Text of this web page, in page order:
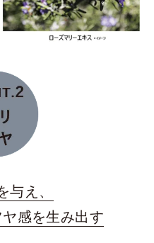
与え、
感を生み出す